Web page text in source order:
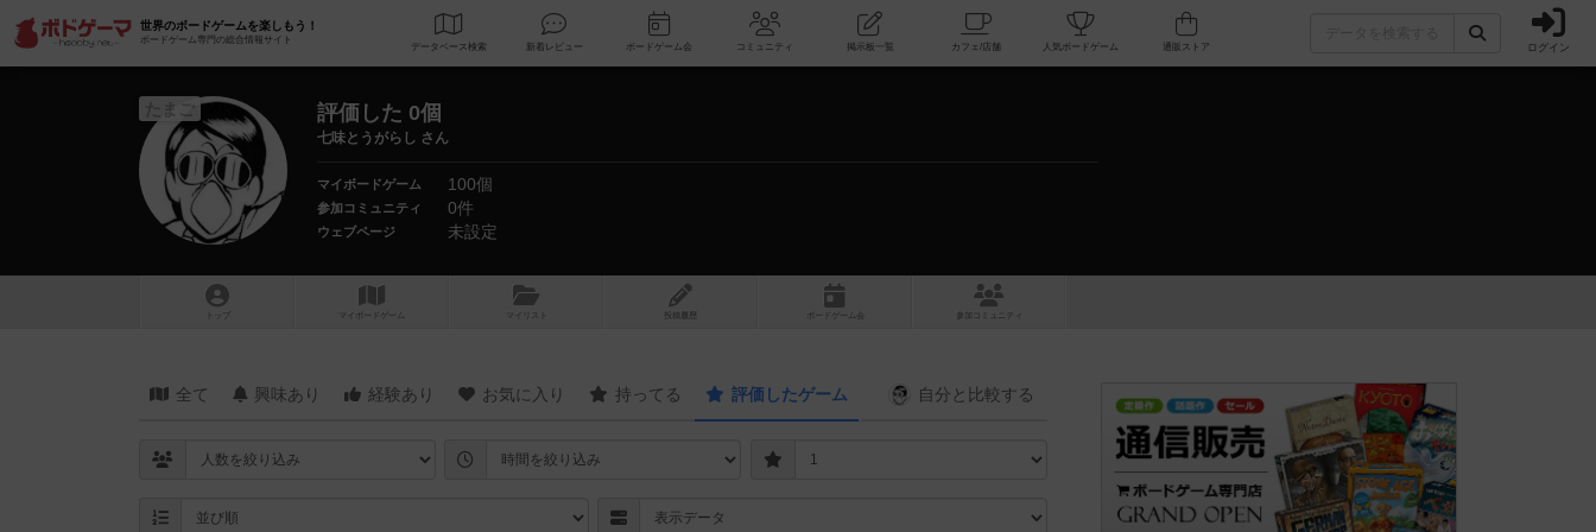
世界のボードゲームを楽しもう！
ボードゲーム専門の総合情報サイト
データベース 検索 新着レビュー ボードゲーム会 コミュニティ 掲示板一覧 カフェ/店舗 人気ボードゲーム ログイン
たまご 評価した 0個
七味とうがらし さん
マイボードゲーム 100個
参加コミュニティ 0件
ウェブページ 未設定
トップ マイボードゲーム マイリスト 投稿履歴 ボ ドゲ ーム コミュニティ
全て 興味あり 経験あり お気に入り 持ってる 評価したゲーム 自分と 比較する